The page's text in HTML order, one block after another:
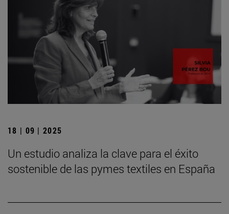
18 | 09 | 2025
Un estudio analiza la clave para el éxito
sostenible de las pymes textiles en España